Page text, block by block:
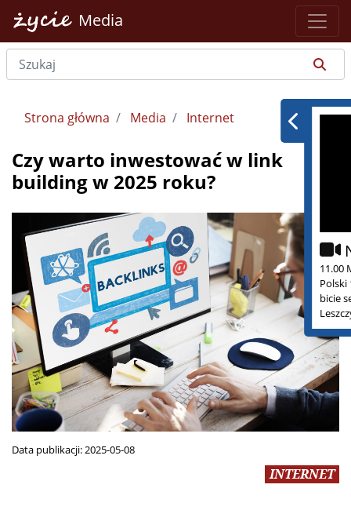
Media
11.00
Polski
bicie
Strona główna Media Internet
Czy warto inwestować w link
building w 2025 roku?
Data publikacji:2025-05-08
INTERNET